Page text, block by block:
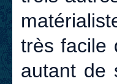
très facile
autant de